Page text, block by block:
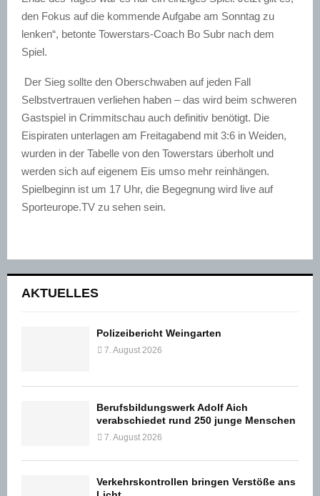
den Fokus auf die kommende Aufgabe am Sonntag zu
lenken“, betonte Towerstars-Coach Bo Subr nach dem
Spiel.
Der Sieg sollte den Oberschwaben auf jeden Fall
Selbstvertrauen verliehen haben – das wird beim schweren
Gastspiel in Crimmitschau auch definitiv benötigt. Die
Eispiraten unterlagen am Freitagabend mit 3:6 in Weiden,
wurden in der Tabelle von den Towerstars überholt und
werden sich auf eigenem Eis umso mehr reinhängen.
Spielbeginn ist um 17 Uhr, die Begegnung wird live auf
Sporteurope.TV zu sehen sein.
AKTUELLES
Polizeibericht Weingarten
7. August 2026
Berufsbildungswerk Adolf Aich
verabschiedet rund 250 junge Menschen
7. August 2026
Verkehrskontrollen bringen Verstöße ans